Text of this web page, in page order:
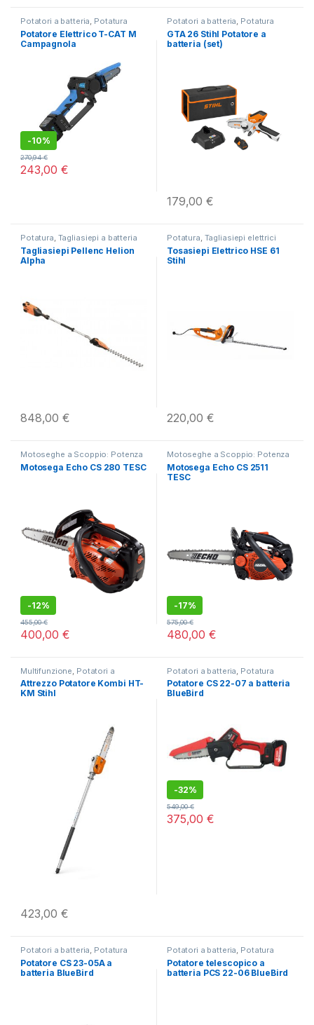
Potatori a batteria, Potatura
Potatore Elettrico T-CAT M
Campagnola
-10%
243,00€
270,94€
Potatori a batteria, Potatura
GTA 26 Stihl Potatore a
batteria (set)
179,00€
Potatura, Tagliasiepi a batteria
Tagliasiepi Pellenc Helion
Alpha
848,00€
Potatura, Tagliasiepi elettrici
230V
Tosasiepi Elettrico HSE 61
Stihl
220,00€
Motoseghe a Scoppio: Potenza
e Precisione Professionale
Motoseghe da Potatura Echo,
Motosega Echo CS 280 TESC
-12%
400,00€
455,00€
Motoseghe a Scoppio: Potenza
e Precisione Professionale
Motoseghe da Potatura Echo
Potatori a scoppio
Motosega Echo CS 2511
TESC
-17%
480,00€
575,00€
Multifunzione Potatori a
scoppio Potatura Taglio e
Sfalcio dell'Erba Alta e
Spontanea
Attrezzo Potatore Kombi HT-
KM Stihl
423,00€
Potatori a batteria Potatura
Potatore CS 22-07 a batteria
BlueBird
-32%
375,00€
549,00€
Potatori a batteria, Potatura
Potatore CS 23-05A a
batteria BlueBird
Potatori a batteria, Potatura
Potatore telescopico a
batteria PCS 22-06 BlueBird